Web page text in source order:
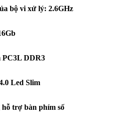
bộ vi xử lý: 2.6GHz
PC3L DDR3
Led Slim
hỗ trợ bàn phím số